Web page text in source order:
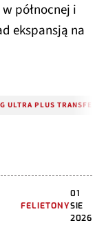
północnej i
ekspansją na
ULTRA PLUS TRANSFER
FELIETONY
01
SIE
2026